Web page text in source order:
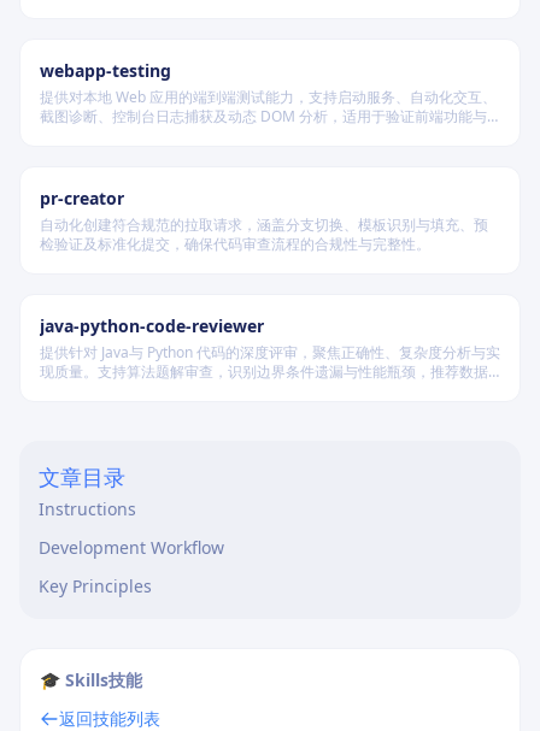
webapp-testing
提供对本地 Web 应用的端到端测试能力，支持启动服务、自动化交互、
截图诊断、控制台日志捕获及动态 DOM 分析，适用于验证前端功能与
pr-creator
自动化创建符合规范的拉取请求，涵盖分支切换、模板识别与填充、预
检验证及标准化提交，确保代码审查流程的合规性与完整性。
java-python-code-reviewer
提供针对 Java与 Python 代码的深度评审，聚焦正确性、复杂度分析与实
现质量。支持算法题解审查，识别边界条件遗漏与性能瓶颈，推荐数据
文章目录
Instructions
Development Workflow
Key Principles
🎓 Skills技能
返回技能列表